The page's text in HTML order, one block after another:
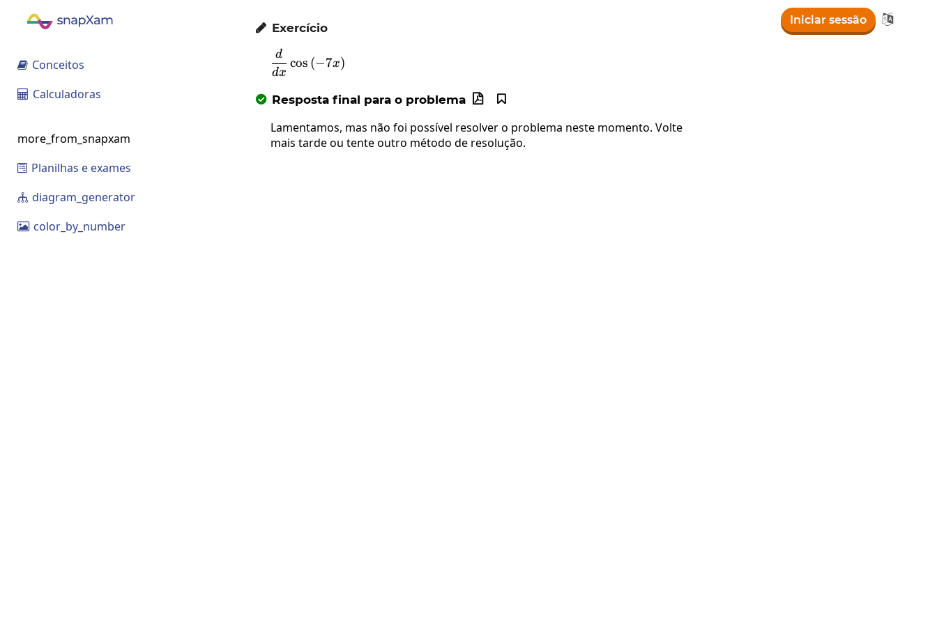
Iniciar sessão 
 Conceitos
 Calculadoras
more_from_snapxam
 Planilhas e exames
 diagram_generator
 color_by_number
 Exercício
\frac{d}{dx}\cos\left(-7x\right)
dx
d
cos (−7x)
 Resposta final para o problema 

Lamentamos, mas não foi possível resolver o problema neste momento. Volte
mais tarde ou tente outro método de resolução.